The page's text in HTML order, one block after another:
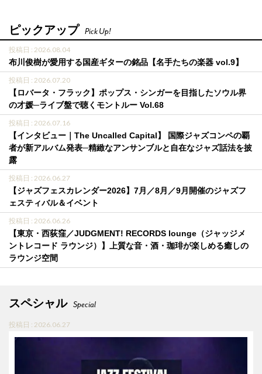
ピックアップ Pick Up!
投稿日 : 2026.08.04
布川俊樹が愛用する国産ギターの銘品【名手たちの楽器 vol.9】
投稿日 : 2026.07.20
【ロバータ・フラック】ポップス・シンガーを目指したソウル界
の才媛─ライブ盤で聴くモントルー Vol.68
投稿日 : 2026.07.16
【インタビュー｜The Uncalled Capital】 国際ジャズコンペの覇
者が新アルバム発表─精緻なアンサンブルと自在なジャズ話法を披
露
投稿日 : 2026.06.27
【ジャズフェスカレンダー2026】7月／8月／9月開催のジャズフ
ェスティバル＆イベント
投稿日 : 2026.06.26
【東京・西荻窪／JUDGMENT! RECORDS lounge（ジャッジメ
ントレコード ラウンジ）】上質な音・酒・珈琲が楽しめる癒しの
ラウンジ空間
スペシャル Special
投稿日 : 2026.06.27